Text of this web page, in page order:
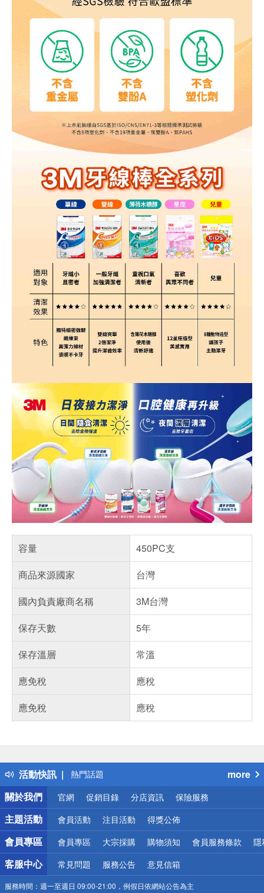
容量
450PC支
商品來源國家
台灣
國內負責廠商名稱
3M台灣
保存天數
5年
保存溫層
常溫
應免稅
應稅
應免稅
應稅
活動快訊
得獎公告
熱門話題
銀行優惠
偏遠地區配送
詐騙網頁！請小心！
more
關於我們
官網 促銷目錄 分店資訊 保險服務
主題活動 會員活動 注目活動 得獎公佈
會員專區 會員專區 大宗採購 購物須知 會員服務條款 隱
客服中心 常見問題 服務公告 意見信箱
服務時間： 週一至週日 09:00-21:00，例假日依網站公告為主